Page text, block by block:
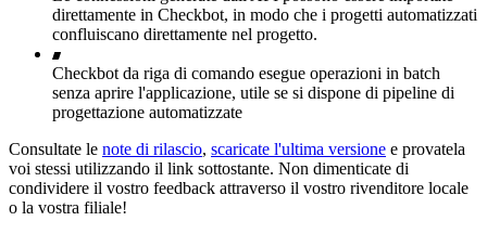
direttamente in Checkbot, in modo che i progetti automatizzati
confluiscano direttamente nel progetto.
Checkbot da riga di comando esegue operazioni in batch
senza aprire l'applicazione, utile se si dispone di pipeline di
progettazione automatizzate
Consultate le note di rilascio, scaricate l'ultima versione e provatela
voi stessi utilizzando il link sottostante. Non dimenticate di
condividere il vostro feedback attraverso il vostro rivenditore locale
o la vostra filiale!